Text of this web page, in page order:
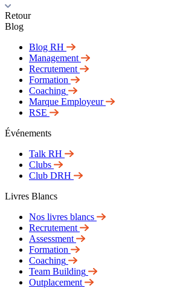
Retour
Blog
Blog RH
Management
Recrutement
Formation
Coaching
Marque Employeur
RSE
Événements
Talk RH
Clubs
Club DRH
Livres Blancs
Nos livres blancs
Recrutement
Assessment
Formation
Coaching
Team Building
Outplacement